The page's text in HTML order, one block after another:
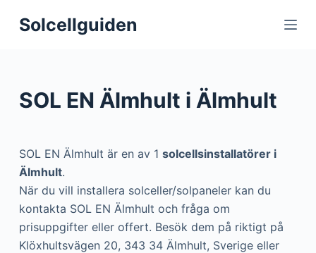
S
o
Solcellguiden
SOL EN Älmhult i Älmhult
SOL EN Älmhult är en av 1 solcellsinstallatörer i
Älmhult.
När du vill installera solceller/solpaneler kan du
kontakta SOL EN Älmhult och fråga om
prisuppgifter eller offert. Besök dem på riktigt på
Klöxhultsvägen 20, 343 34 Älmhult, Sverige eller